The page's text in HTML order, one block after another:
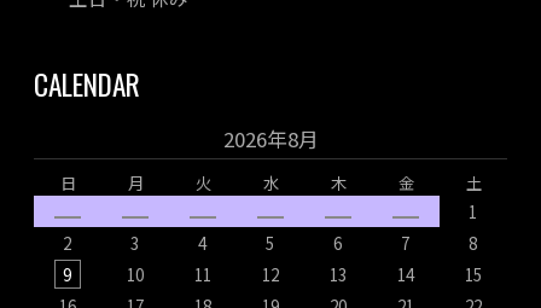
CALENDAR
2026年8月
日 月 火 水 木 金
土
1
2
3 4 5 6 7
8
9
10 11 12 13 14
15